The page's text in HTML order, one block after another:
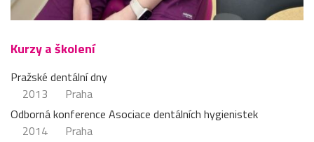
Kurzy a školení
Pražské dentální dny
2013
Praha
Odborná konference Asociace dentálních hygienistek
2014
Praha